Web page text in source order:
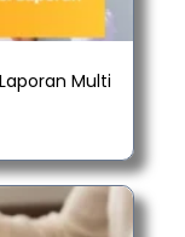
Multi